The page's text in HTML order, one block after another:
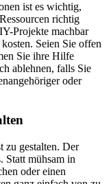
ist es wichtig,
richtig
Projekte machbar
Seien Sie offen
Sie ihre Hilfe
ablehnen, falls Sie
oder
zu gestalten. Der
Statt mühsam in
oder einen